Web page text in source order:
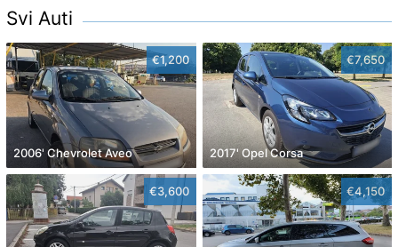
Svi Auti
€1,200
2006' Chevrolet Aveo
€7,650
2017' Opel Corsa
€3,600 €4,150